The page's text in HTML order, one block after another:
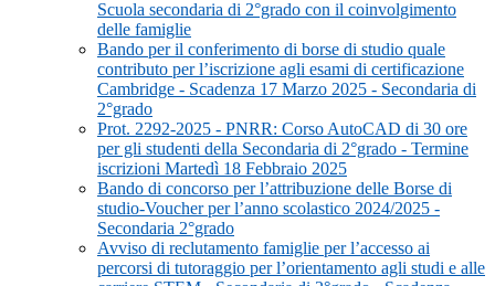
Scuola secondaria di 2°grado con il coinvolgimento
delle famiglie
Bando per il conferimento di borse di studio quale
contributo per l’iscrizione agli esami di certificazione
Cambridge - Scadenza 17 Marzo 2025 - Secondaria di
2°grado
Prot. 2292-2025 - PNRR: Corso AutoCAD di 30 ore
per gli studenti della Secondaria di 2°grado - Termine
iscrizioni Martedì 18 Febbraio 2025
Bando di concorso per l’attribuzione delle Borse di
studio-Voucher per l’anno scolastico 2024/2025 -
Secondaria 2°grado
Avviso di reclutamento famiglie per l’accesso ai
percorsi di tutoraggio per l’orientamento agli studi e alle